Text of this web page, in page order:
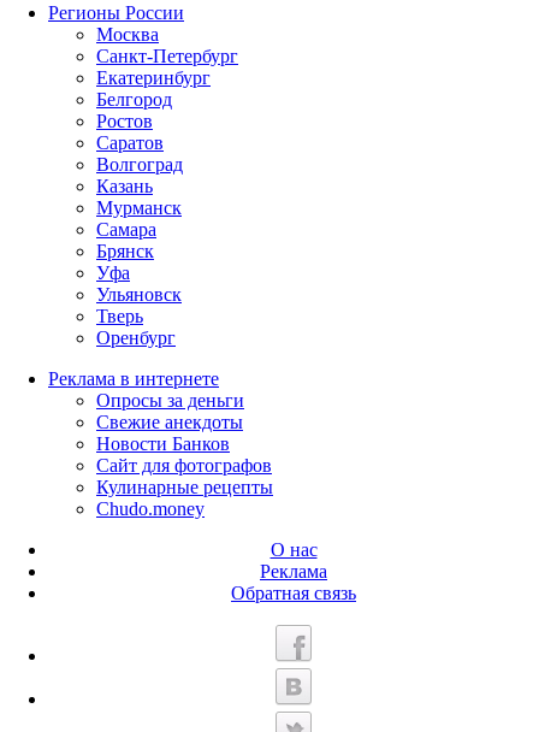
Регионы России
Москва
Санкт-Петербург
Екатеринбург
Белгород
Ростов
Саратов
Волгоград
Казань
Мурманск
Самара
Брянск
Уфа
Ульяновск
Тверь
Оренбург
Реклама в интернете
Опросы за деньги
Свежие анекдоты
Новости Банков
Сайт для фотографов
Кулинарные рецепты
Chudo.money
О нас
Реклама
Обратная связь